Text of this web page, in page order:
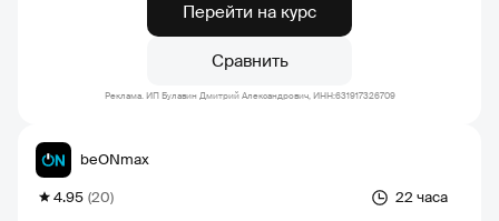
Перейти на курс
Сравнить
Реклама. ИП Булавин Дмитрий Александрович, ИНН:631917326709
22 часа
4.95 (20)
beONmax